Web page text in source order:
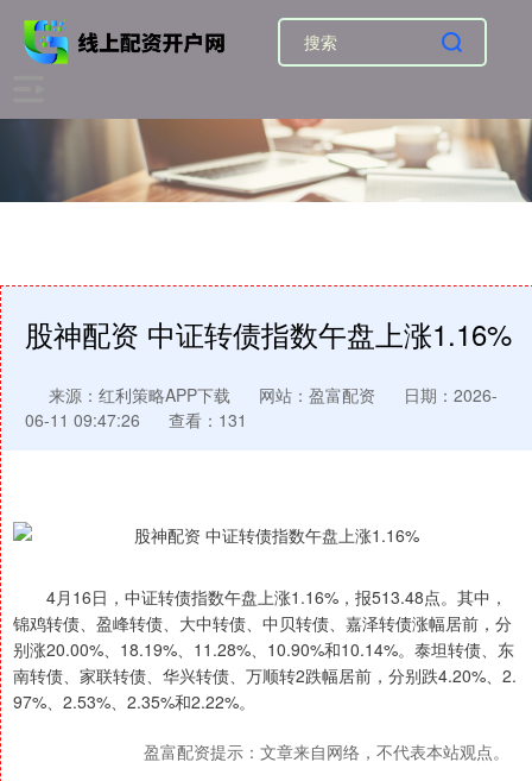
股神配资 中证转债指数午盘上涨1.16%
来源：红利策略APP下载 网站：盈富配资
日期：2026-
06-11 09:47:26
查看：131
4月16日，中证转债指数午盘上涨1.16%，报513.48点。其中，
锦鸡转债、盈峰转债、大中转债、中贝转债、嘉泽转债涨幅居前，分
别涨20.00%、18.19%、11.28%、10.90%和10.14%。泰坦转债、东
南转债、家联转债、华兴转债、万顺转2跌幅居前，分别跌4.20%、2.
97%、2.53%、2.35%和2.22%。
盈富配资提示：文章来自网络，不代表本站观点。